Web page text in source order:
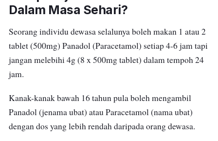
Dalam Masa Sehari?
Seorang individu dewasa selalunya boleh makan 1 atau 2
tablet (500mg) Panadol (Paracetamol) setiap 4-6 jam tapi
jangan melebihi 4g (8 x 500mg tablet) dalam tempoh 24
jam.
Kanak-kanak bawah 16 tahun pula boleh mengambil
Panadol (jenama ubat) atau Paracetamol (nama ubat)
dengan dos yang lebih rendah daripada orang dewasa.